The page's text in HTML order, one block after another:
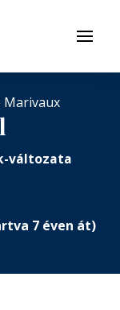
Menü
Marivaux
változata
7 éven át)